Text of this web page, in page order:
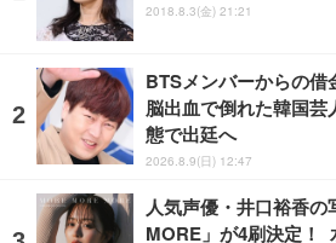
2018.8.3(金) 21:21
BTSメンバーからの
脳出血で倒れた韓国
態で出廷へ
2026.8.9(日) 12:47
人気声優・井口裕香
MORE」が4刷決定！